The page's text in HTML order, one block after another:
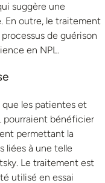
suggère une
En outre, le traitement
de guérison
en NPL.
les patientes et
pourraient bénéficier
permettant la
liées à une telle
Le traitement est
utilisé en essai